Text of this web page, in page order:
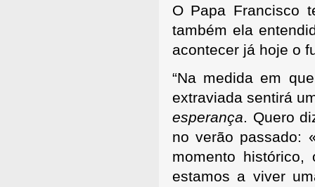
O Papa Francisco
também ela
acontecer já hoje o
“Na medida em
extraviada sentirá
esperança. Quero
no verão passado:
momento
estamos a viver